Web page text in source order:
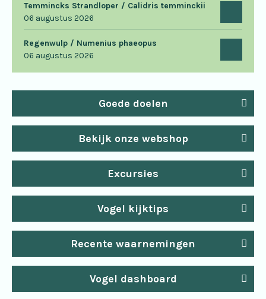
Temmincks Strandloper / Calidris temminckii
06 augustus 2026
Regenwulp / Numenius phaeopus
06 augustus 2026
Goede doelen
Bekijk onze webshop
Excursies
Vogel kijktips
Recente waarnemingen
Vogel dashboard